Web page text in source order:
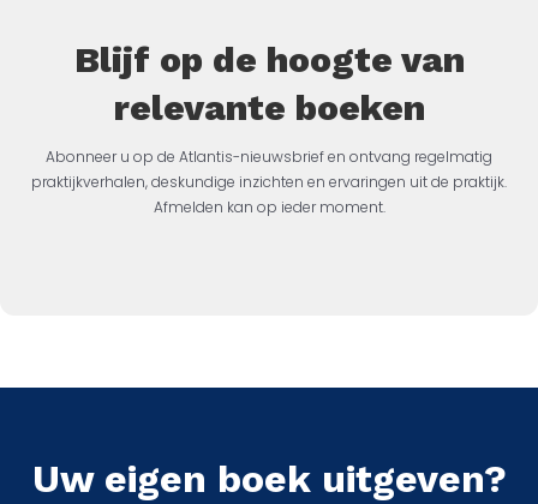
Blijf op de hoogte van
relevante boeken
Abonneer u op de Atlantis-nieuwsbrief en ontvang regelmatig
praktijkverhalen, deskundige inzichten en ervaringen uit de praktijk.
Afmelden kan op ieder moment.
Uw eigen boek uitgeven?